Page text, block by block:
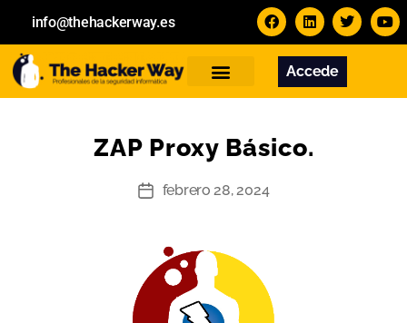
info@thehackerway.es
Accede
ZAP Proxy Básico.
febrero 28, 2024